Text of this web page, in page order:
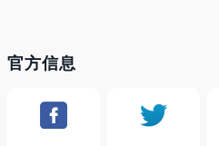
官方信息